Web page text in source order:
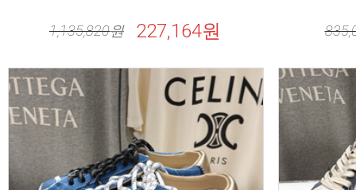
1,135,820원 227,164원